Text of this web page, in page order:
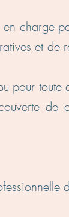
charge
et de
pour